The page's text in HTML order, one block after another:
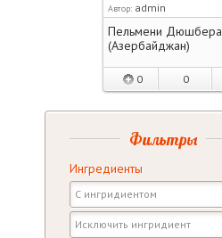
Автор: admin
Пельмени Дюшбера
(Азербайджан)
0 0
Фильтры
Ингредиенты